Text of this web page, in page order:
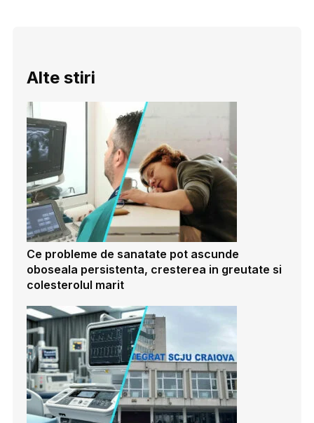
Alte stiri
Ce probleme de sanatate pot ascunde
oboseala persistenta, cresterea in greutate si
colesterolul marit